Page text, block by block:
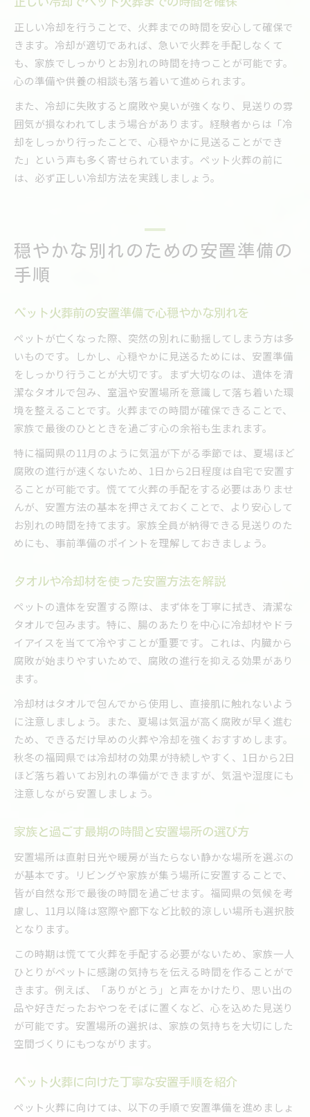
正しい冷却を行うことで、火葬までの時間を安心して確保で
きます。冷却が適切であれば、急いで火葬を手配しなくて
も、家族でしっかりとお別れの時間を持つことが可能です。
心の準備や供養の相談も落ち着いて進められます。
また、冷却に失敗すると腐敗や臭いが強くなり、見送りの雰
囲気が損なわれてしまう場合があります。経験者からは「冷
却をしっかり行ったことで、心穏やかに見送ることができ
た」という声も多く寄せられています。ペット火葬の前に
は、必ず正しい冷却方法を実践しましょう。
穏やかな別れのための安置準備の
手順
ペット火葬前の安置準備で心穏やかな別れを
ペットが亡くなった際、突然の別れに動揺してしまう方は多
いものです。しかし、心穏やかに見送るためには、安置準備
をしっかり行うことが大切です。まず大切なのは、遺体を清
潔なタオルで包み、室温や安置場所を意識して落ち着いた環
境を整えることです。火葬までの時間が確保できることで、
家族で最後のひとときを過ごす心の余裕も生まれます。
特に福岡県の11月のように気温が下がる季節では、夏場ほど
腐敗の進行が速くないため、1日から2日程度は自宅で安置す
ることが可能です。慌てて火葬の手配をする必要はありませ
んが、安置方法の基本を押さえておくことで、より安心して
お別れの時間を持てます。家族全員が納得できる見送りのた
めにも、事前準備のポイントを理解しておきましょう。
タオルや冷却材を使った安置方法を解説
ペットの遺体を安置する際は、まず体を丁寧に拭き、清潔な
タオルで包みます。特に、腸のあたりを中心に冷却材やドラ
イアイスを当てて冷やすことが重要です。これは、内臓から
腐敗が始まりやすいためで、腐敗の進行を抑える効果があり
ます。
冷却材はタオルで包んでから使用し、直接肌に触れないよう
に注意しましょう。また、夏場は気温が高く腐敗が早く進む
ため、できるだけ早めの火葬や冷却を強くおすすめします。
秋冬の福岡県では冷却材の効果が持続しやすく、1日から2日
ほど落ち着いてお別れの準備ができますが、気温や湿度にも
注意しながら安置しましょう。
家族と過ごす最期の時間と安置場所の選び方
安置場所は直射日光や暖房が当たらない静かな場所を選ぶの
が基本です。リビングや家族が集う場所に安置することで、
皆が自然な形で最後の時間を過ごせます。福岡県の気候を考
慮し、11月以降は窓際や廊下など比較的涼しい場所も選択肢
となります。
この時期は慌てて火葬を手配する必要がないため、家族一人
ひとりがペットに感謝の気持ちを伝える時間を作ることがで
きます。例えば、「ありがとう」と声をかけたり、思い出の
品や好きだったおやつをそばに置くなど、心を込めた見送り
が可能です。安置場所の選択は、家族の気持ちを大切にした
空間づくりにもつながります。
ペット火葬に向けた丁寧な安置手順を紹介
ペット火葬に向けては、以下の手順で安置準備を進めましょ